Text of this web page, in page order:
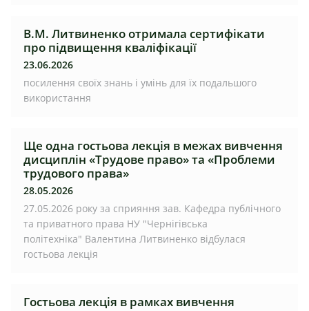
В.М. Литвиненко отримала сертифікати
про підвищення кваліфікації
23.06.2026
посилення своїх знань і умінь для їх подальшого
використання
Ще одна гостьова лекція в межах вивчення
дисциплін «Трудове право» та «Проблеми
трудового права»
28.05.2026
27.05.2026 року за сприяння зав. Кафедра публічного
та приватного права НУ "Чернігівська
політехніка" Валентина Литвиненко відбулася
гостьова лекція
Гостьова лекція в рамках вивчення